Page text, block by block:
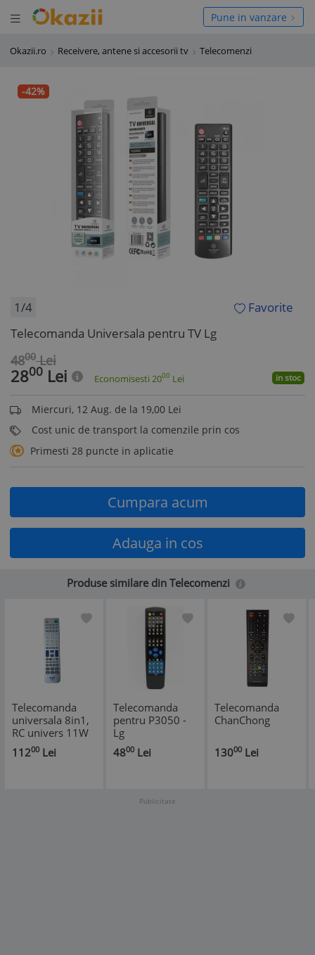
Deschide meniul
meniul Pune in vanzare
Okazii.ro Receivere, antene si accesorii tv Telecomenzi
-42%
1/4
Favorite
Telecomanda Universala pentru TV Lg
4800 Lei
2800 Lei Economisesti 2000 Lei in stoc
Miercuri, 12 Aug. de la 19,00 Lei
Cost unic de transport la comenzile prin cos
Primesti 28 puncte in aplicatie
Cumpara acum
Adauga in cos
Produse similare din Telecomenzi
Telecomanda
universala 8in1,
RC univers 11W
11200 Lei
Telecomanda
pentru P3050 -
Lg
4800 Lei
Telecomanda
ChanChong
13000 Lei
Publicitate